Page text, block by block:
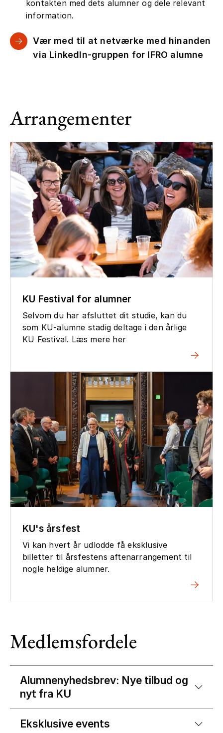
kontakten med dets alumner og dele relevant
information.
Vær med til at netværke med hinanden
via LinkedIn-gruppen for IFRO alumne
Arrangementer
KU Festival for alumner
Selvom du har afsluttet dit studie, kan du
som KU-alumne stadig deltage i den årlige
KU Festival. Læs mere her
KU's årsfest
Vi kan hvert år udlodde få eksklusive
billetter til årsfestens aftenarrangement til
nogle heldige alumner.
Medlemsfordele
Alumnenyhedsbrev: Nye tilbud og
nyt fra KU
Eksklusive events